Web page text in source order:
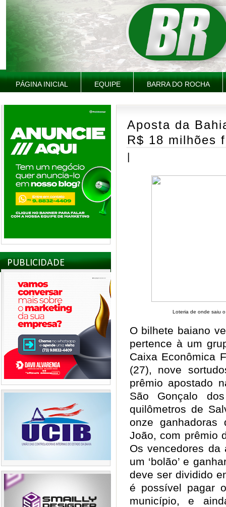
PÁGINA INICIAL EQUIPE BARRA DO ROCHA
PUBLICIDADE
Aposta da
R$ 18 milhões
|
Loteria de onde saiu
O bilhete baiano
pertence à um
Caixa Econômica
(27), nove
prêmio apostado
São Gonçalo
quilômetros de
onze
João, com prêmio
Os vencedores da
um ‘bolão’ e
deve ser dividido
é possível pagar
município, e